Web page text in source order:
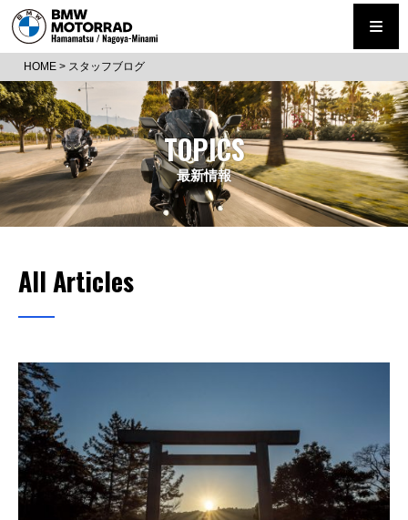
HOME > スタッフブログ
TOPICS
最新情報
All Articles